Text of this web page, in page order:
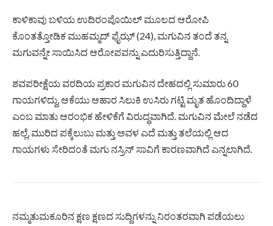
ಕಾಳಿಕಾವು ಬಳಿಯ ಉದಿರಂಪೊಯಿಲ್ ಮೂಲದ ಆರೋಪಿ
ಕೊಂತತ್ತೋಡಿಕ ಮುಹಮ್ಮದ್ ಫೈಝ್ (24), ಮಗುವಿನ ತಂದೆ ತನ್ನ
ಮಗುವನ್ನೇ ಸಾಯಿಸಿದ ಆರೋಪವನ್ನು ಎದುರಿಸುತ್ತಿದ್ದಾನೆ.
ಶವಪರೀಕ್ಷೆಯ ವರದಿಯ ಪ್ರಕಾರ ಮಗುವಿನ ದೇಹದಲ್ಲಿ ಸುಮಾರು 60
ಗಾಯಗಳಿದ್ದು, ಆಕೆಯು ಆಹಾರ ಸಿಲುಕಿ ಉಸಿರು ಗಟ್ಟಿ ಮೃತ ಹೊಂದಿದ್ದಾಳೆ
ಎಂಬ ಮಾತು ಆರಂಭಿಕ ಹೇಳಿಕೆಗೆ ವಿರುದ್ಧವಾಗಿದೆ. ಮಗುವಿನ ಮೇಲೆ ನಡೆದ
ಹಲ್ಲೆ, ಮುರಿದ ಪಕ್ಕೆಲುಬು ಮತ್ತು ಅವಳ ಎದೆ ಮತ್ತು ತಲೆಯಲ್ಲಿ ಆದ
ಗಾಯಗಳು ಸೇರಿದಂತೆ ಮಗು ನಸ್ರಿನ್ ಸಾವಿಗೆ ಕಾರಣವಾಗಿದೆ ಎನ್ನಲಾಗಿದೆ.
ನಮ್ಮತುಮಕೂರಿನ ಕ್ಷಣ ಕ್ಷಣದ ಸುದ್ದಿಗಳನ್ನು ನಿರಂತರವಾಗಿ ಪಡೆಯಲು